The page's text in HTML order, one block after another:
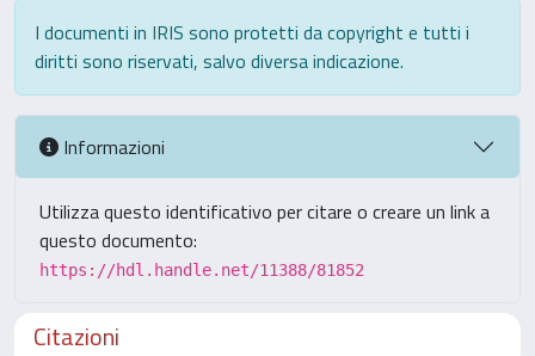
I documenti in IRIS sono protetti da copyright e tutti i
diritti sono riservati, salvo diversa indicazione.
Informazioni
Utilizza questo identificativo per citare o creare un link a
questo documento:
https://hdl.handle.net/11388/81852
Citazioni